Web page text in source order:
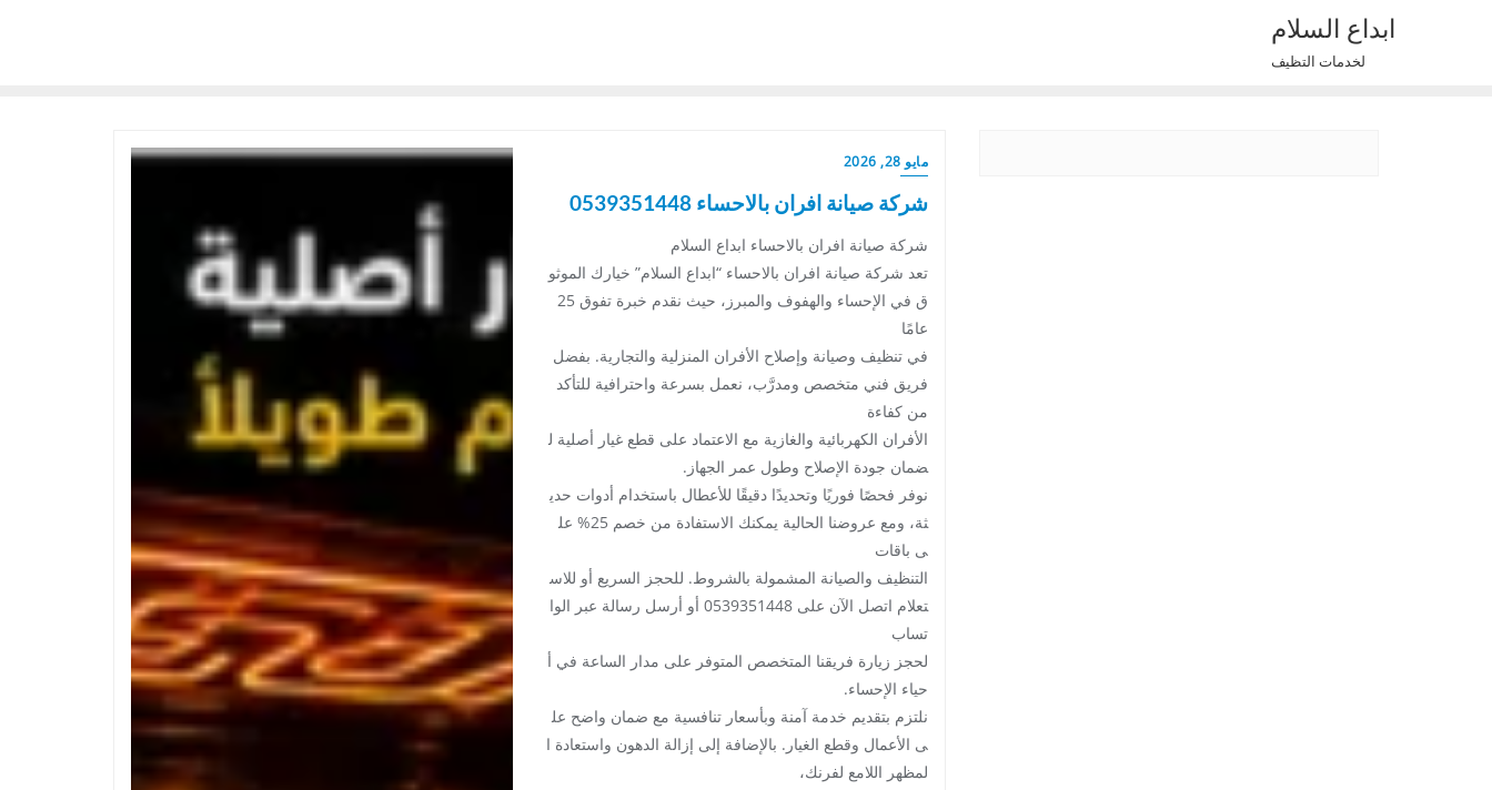
ابداع السلام
لخدمات التظيف
مايو 28, 2026
شركة صيانة افران بالاحساء 0539351448
شركة صيانة افران بالاحساء ابداع السلام
تعد شركة صيانة افران بالاحساء “ابداع السلام” خيارك الموثو
عامًا
في تنظيف وصيانة وإصلاح الأفران المنزلية والتجارية. بفضل
فريق فني متخصص ومدرَّب، نعمل بسرعة واحترافية للتأكد
من كفاءة
الأفران الكهربائية والغازية مع الاعتماد على قطع غيار أصلية ل
ضمان جودة الإصلاح وطول عمر الجهاز.
نوفر فحصًا فوريًا وتحديدًا دقيقًا للأعطال باستخدام أدوات حدي
ثة، ومع عروضنا الحالية يمكنك الاستفادة من خصم 25% عل
ى باقات
التنظيف والصيانة المشمولة بالشروط. للحجز السريع أو للاس
تعلام اتصل الآن على 0539351448 أو أرسل رسالة عبر الوا
تساب
لحجز زيارة فريقنا المتخصص المتوفر على مدار الساعة في أ
حياء الإحساء.
نلتزم بتقديم خدمة آمنة وبأسعار تنافسية مع ضمان واضح عل
ى الأعمال وقطع الغيار. بالإضافة إلى إزالة الدهون واستعادة ا
لمظهر اللامع لفرنك،